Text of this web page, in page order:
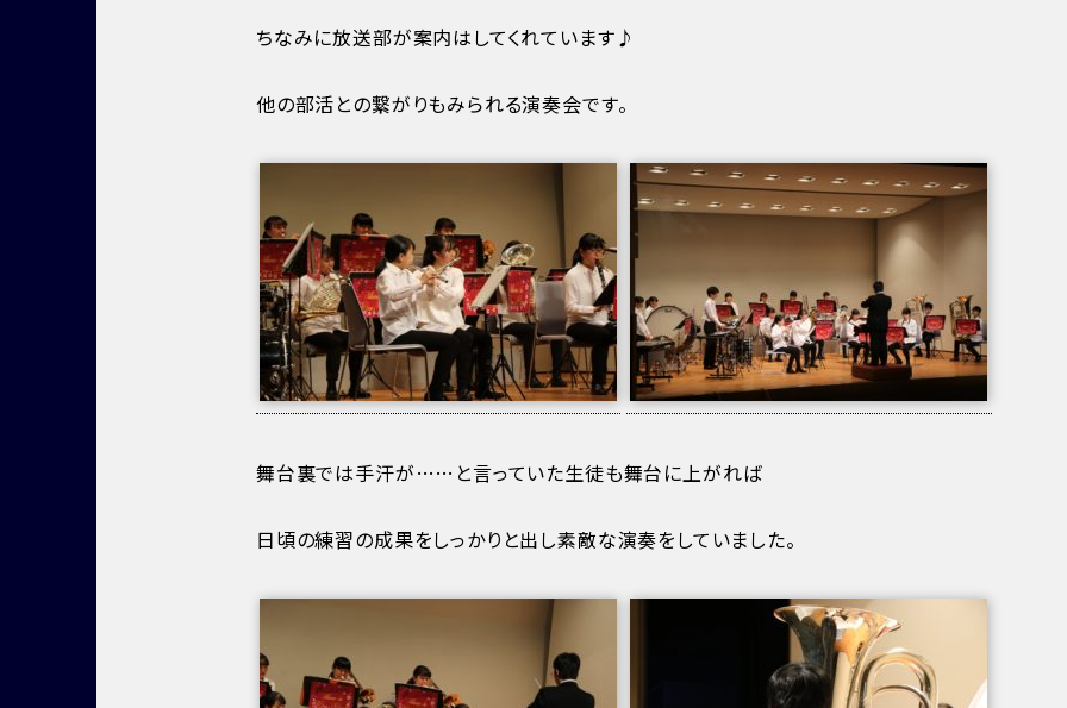
ちなみに放送部が案内はしてくれています♪
他の部活との繋がりもみられる演奏会です。
舞台裏では手汗が……と言っていた生徒も舞台に上がれば
日頃の練習の成果をしっかりと出し素敵な演奏をしていました。